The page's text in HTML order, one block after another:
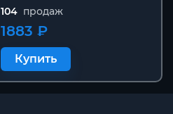
104 продаж
1883 ₽
Купить